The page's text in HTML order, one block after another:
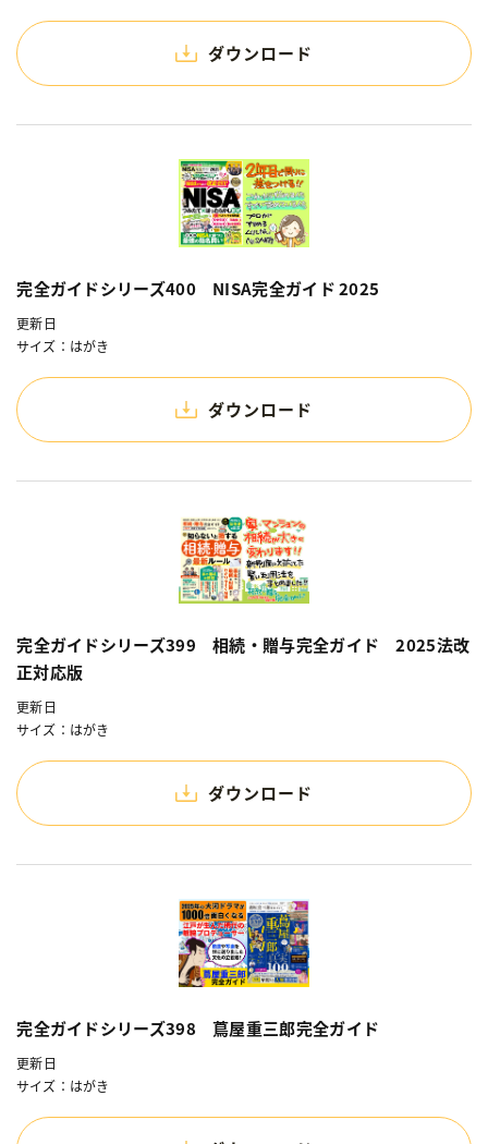
ダウンロード
完全ガイドシリーズ400 NISA完全ガイド 2025
更新日
サイズ：はがき
ダウンロード
完全ガイドシリーズ399 相続・贈与完全ガイド 2025法改
正対応版
更新日
サイズ：はがき
ダウンロード
完全ガイドシリーズ398 蔦屋重三郎完全ガイド
更新日
サイズ：はがき